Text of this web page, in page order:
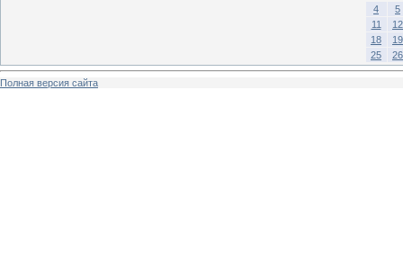
4
5
11
12
18
19
25
26
Полная версия сайта